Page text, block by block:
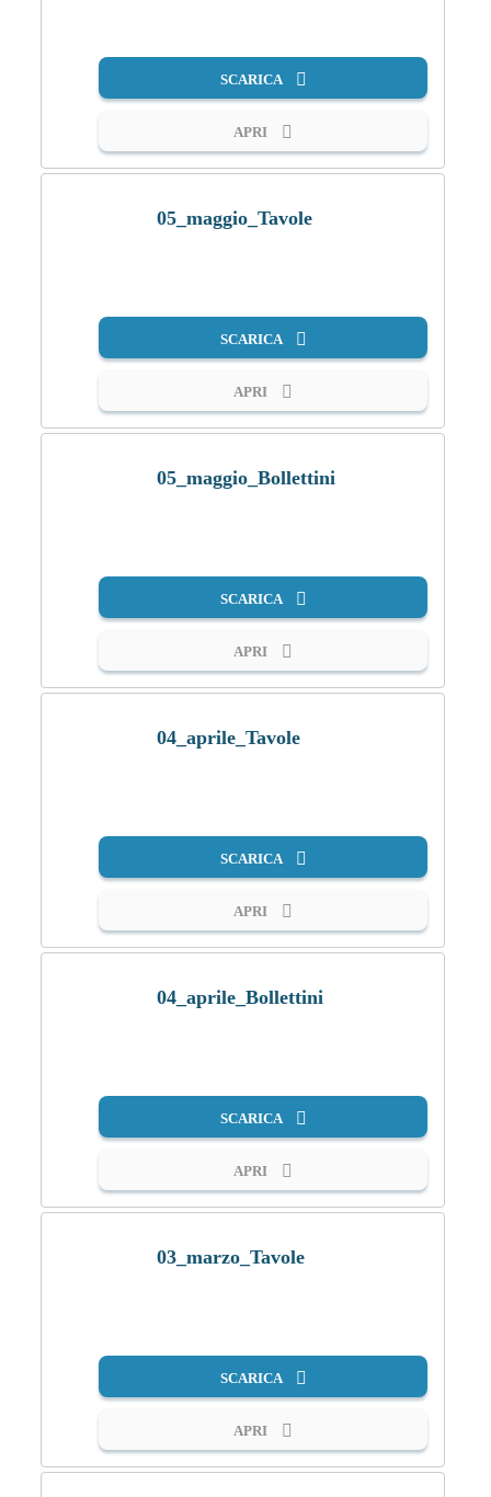
SCARICA
APRI
05_maggio_Tavole
SCARICA
APRI
05_maggio_Bollettini
SCARICA
APRI
04_aprile_Tavole
SCARICA
APRI
04_aprile_Bollettini
SCARICA
APRI
03_marzo_Tavole
SCARICA
APRI